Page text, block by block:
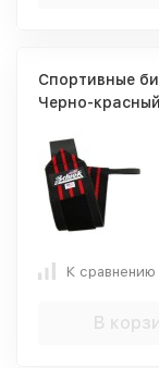
Спортивные
Черно-
К сравнению
В